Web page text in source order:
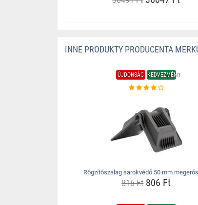
INNE PRODUKTY PRODUCENTA
ÚJDONSÁG KEDVEZMÉNY
Rögzítőszalag sarokvédő 50 mm
816 Ft806 Ft